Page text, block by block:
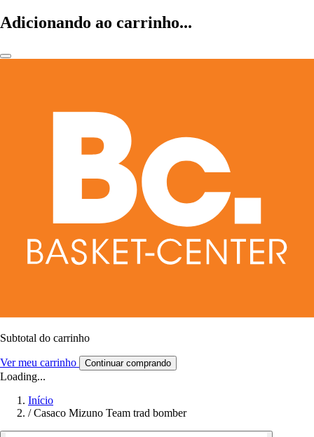
Adicionando ao carrinho...
Subtotal do carrinho
Ver meu carrinho Continuar comprando
Loading...
Início
/ Casaco Mizuno Team trad bomber